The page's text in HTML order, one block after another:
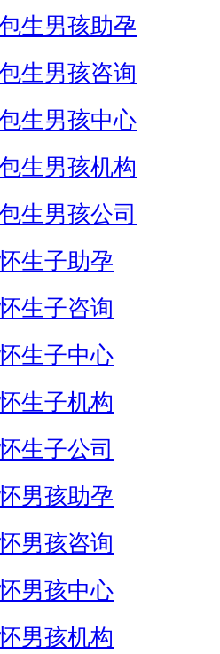
生男孩助孕
生男孩咨询
生男孩中心
生男孩机构
生男孩公司
生子助孕
生子咨询
生子中心
生子机构
生子公司
男孩助孕
男孩咨询
男孩中心
男孩机构